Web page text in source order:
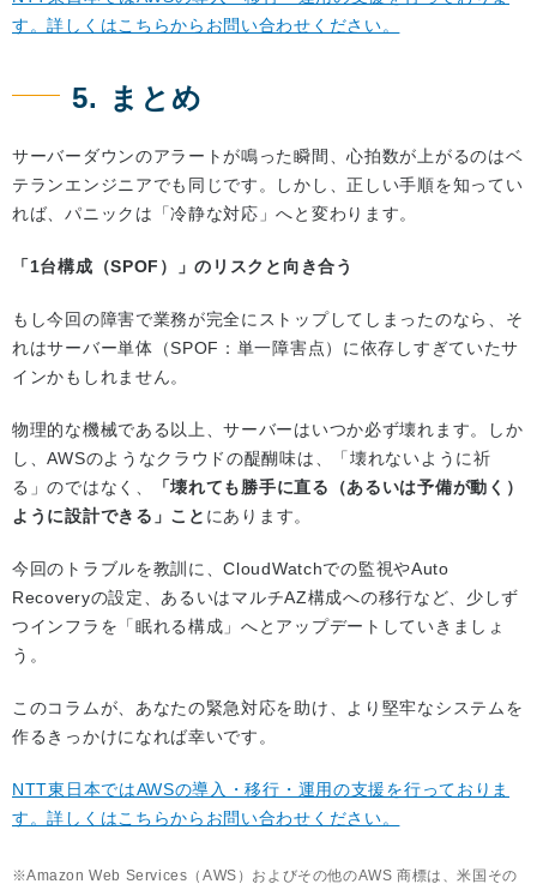
す。詳しくはこちらからお問い合わせください。
5. まとめ
サーバーダウンのアラートが鳴った瞬間、心拍数が上がるのはベ
テランエンジニアでも同じです。しかし、正しい手順を知ってい
れば、パニックは「冷静な対応」へと変わります。
「1台構成（SPOF）」のリスクと向き合う
もし今回の障害で業務が完全にストップしてしまったのなら、そ
れはサーバー単体（SPOF：単一障害点）に依存しすぎていたサ
インかもしれません。
物理的な機械である以上、サーバーはいつか必ず壊れます。しか
し、AWSのようなクラウドの醍醐味は、「壊れないように祈
る」のではなく、
「壊れても勝手に直る（あるいは予備が動く）
ように設計できる」こと にあります。
今回のトラブルを教訓に、CloudWatchでの監視やAuto
Recoveryの設定、あるいはマルチAZ構成への移行など、少しず
つインフラを「眠れる構成」へとアップデートしていきましょ
う。
このコラムが、あなたの緊急対応を助け、より堅牢なシステムを
作るきっかけになれば幸いです。
NTT東日本ではAWSの導入・移行・運用の支援を行っておりま
す。詳しくはこちらからお問い合わせください。
Amazon Web Services（AWS）およびその他のAWS 商標は、米国その